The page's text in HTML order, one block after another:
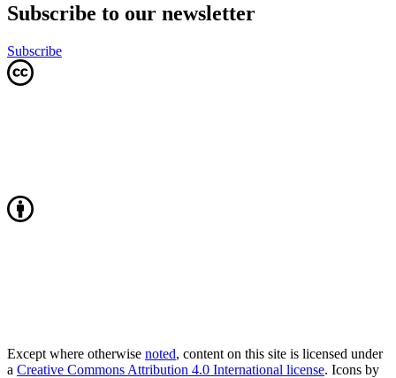
Subscribe to our newsletter
Subscribe
Except where otherwise noted, content on this site is licensed under
a Creative Commons Attribution 4.0 International license. Icons by